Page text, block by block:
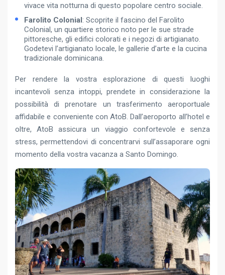
vivace vita notturna di questo popolare centro sociale.
Farolito Colonial: Scoprite il fascino del Farolito
Colonial, un quartiere storico noto per le sue strade
pittoresche, gli edifici colorati e i negozi di artigianato.
Godetevi l’artigianato locale, le gallerie d’arte e la cucina
tradizionale dominicana.
Per rendere la vostra esplorazione di questi luoghi
incantevoli senza intoppi, prendete in considerazione la
possibilità di prenotare un trasferimento aeroportuale
affidabile e conveniente con AtoB. Dall’aeroporto all’hotel e
oltre, AtoB assicura un viaggio confortevole e senza
stress, permettendovi di concentrarvi sull’assaporare ogni
momento della vostra vacanza a Santo Domingo.